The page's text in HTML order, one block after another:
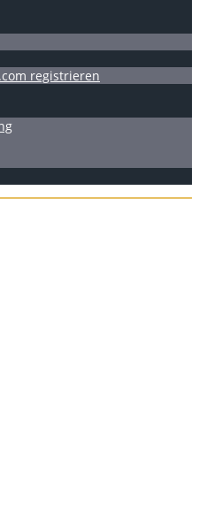
registrieren